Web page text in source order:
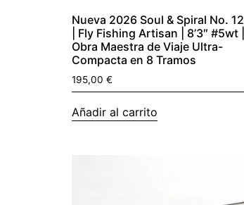
Nueva 2026 Soul & Spiral No. 12
| Fly Fishing Artisan | 8’3″ #5wt |
Obra Maestra de Viaje Ultra-
Compacta en 8 Tramos
195,00 €
Añadir al carrito